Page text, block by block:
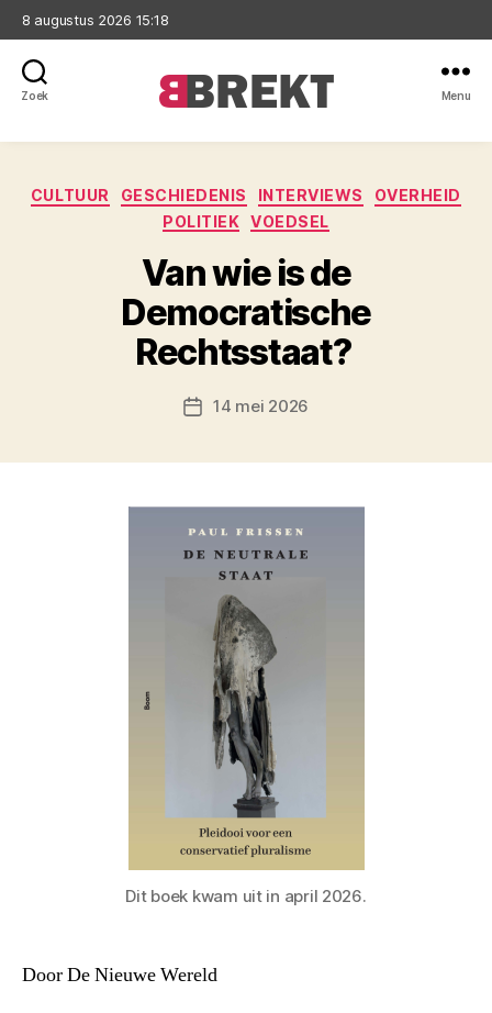
8 augustus 2026 15:18
Zoek Menu
Categorieën
CULTUUR GESCHIEDENIS INTERVIEWS
OVERHEID
POLITIEK
VOEDSEL
Van wie is de
Democratische
Rechtsstaat?
Berichtdatum
14 mei 2026
Dit boek kwam uit in april 2026.
Door De Nieuwe Wereld